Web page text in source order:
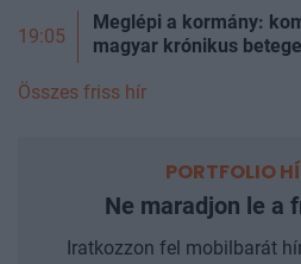
19:05
Meglépi a kormány:
magyar krónikus
Összes friss hír
PORTFOLIO
Ne maradjon le a
Iratkozzon fel mobilbarát